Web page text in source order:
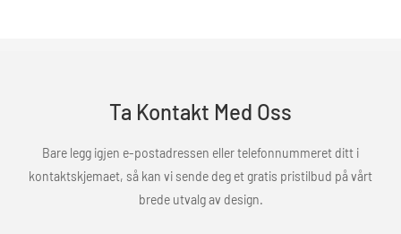
Ta Kontakt Med Oss
Bare legg igjen e-postadressen eller telefonnummeret ditt i
kontaktskjemaet, så kan vi sende deg et gratis pristilbud på vårt
brede utvalg av design.